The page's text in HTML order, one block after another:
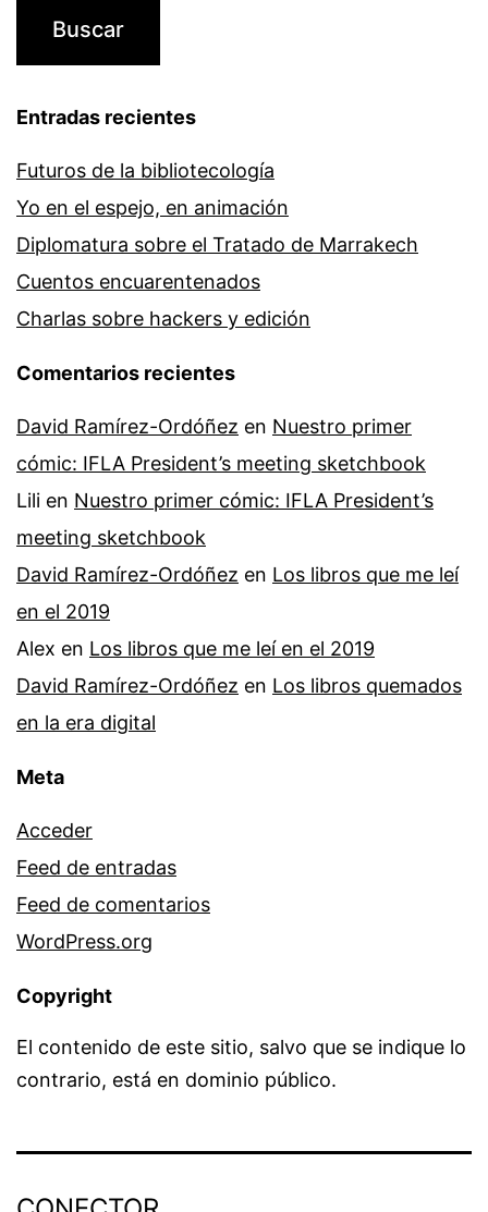
Entradas recientes
Futuros de la bibliotecología
Yo en el espejo, en animación
Diplomatura sobre el Tratado de Marrakech
Cuentos encuarentenados
Charlas sobre hackers y edición
Comentarios recientes
David Ramírez-Ordóñez en Nuestro primer
cómic: IFLA President’s meeting sketchbook
Lili en Nuestro primer cómic: IFLA President’s
meeting sketchbook
David Ramírez-Ordóñez en Los libros que me leí
en el 2019
Alex en Los libros que me leí en el 2019
David Ramírez-Ordóñez en Los libros quemados
en la era digital
Meta
Acceder
Feed de entradas
Feed de comentarios
WordPress.org
Copyright
El contenido de este sitio, salvo que se indique lo
contrario, está en dominio público.